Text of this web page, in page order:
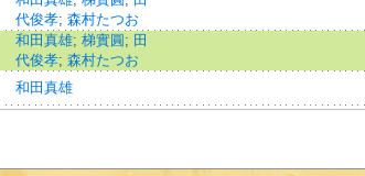
代俊孝; 森村たつお
和田真雄; 梯實圓 ; 田
代俊孝; 森村たつお
和田真雄